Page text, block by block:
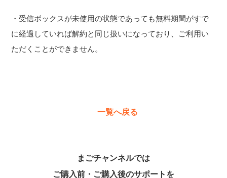
・受信ボックスが未使用の状態であっても無料期間がすで
に経過していれば解約と同じ扱いになっており、ご利用い
ただくことができません。
一覧へ戻る
まごチャンネルでは
ご購入前・ご購入後のサポートを